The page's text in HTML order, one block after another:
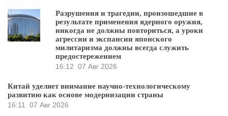
Разрушения и трагедии, произошедшие в
результате применения ядерного оружия,
никогда не должны повториться, а уроки
агрессии и экспансии японского
милитаризма должны всегда служить
предостережением
16:12 07 Авг 2026
Китай уделяет внимание научно-технологическому
развитию как основе модернизации страны
16:11 07 Авг 2026